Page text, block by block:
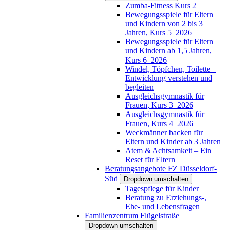
Zumba-Fitness Kurs 2
Bewegungsspiele für Eltern
und Kindern von 2 bis 3
Jahren, Kurs 5_2026
Bewegungsspiele für Eltern
und Kindern ab 1,5 Jahren,
Kurs 6_2026
Windel, Töpfchen, Toilette –
Entwicklung verstehen und
begleiten
Ausgleichsgymnastik für
Frauen, Kurs 3_2026
Ausgleichsgymnastik für
Frauen, Kurs 4_2026
Weckmänner backen für
Eltern und Kinder ab 3 Jahren
Atem & Achtsamkeit – Ein
Reset für Eltern
Beratungsangebote FZ Düsseldorf-
Süd
Dropdown umschalten
Tagespflege für Kinder
Beratung zu Erziehungs-,
Ehe- und Lebensfragen
Familienzentrum Flügelstraße
Dropdown umschalten